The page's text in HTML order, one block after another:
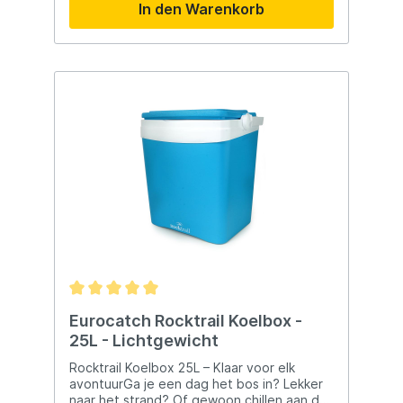
den intensiven Einsatz zur Hand. 📐
Technische Daten Gasart: Butan (227-g-
Kartusche) Zündung: Elektrisch (Piezo)
Brennleistung: Einstellbar
Sicherheit Den Gasbrenner stets gemäß
den Anweisungen verwenden und
außerhalb der Reichweite von Kindern
aufbewahren. Nur mit geeigneten 227-g-
Gaskartuschen verwenden.
In den Warenkorb
Eurocatch Rocktrail Koelbox -
25L - Lichtgewicht
Rocktrail Koelbox 25L – Klaar voor elk
avontuurGa je een dag het bos in? Lekker
naar het strand? Of gewoon chillen aan de